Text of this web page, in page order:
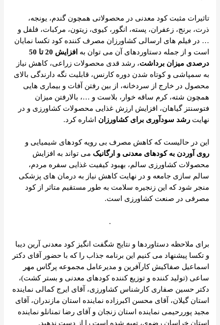
تاثیرات مثبت کود معدنی در محصولاتی همچون گندم، یونجه،
ذرت، برنج، زعفران، پسته، انگور، کیوی، زیتون، مرکبات، فلفل و
… در فیلم های ارسالی کشاورزان مصرف کننده کود تکسا نمایان
است و از جمله دستاوردهای آن می توان به
افزایش 20 تا 50
درصدی میزان برداشت، رشد قدی محصولات زراعی، کاهش نیاز
به سمپاشی و کوتاه شدن دوره کارنس، قابلیت نگه دارندگی بالای
محصول در خارج از سردخانه، از بین رفتن آفات و بیماری هایی
همچون شته، کرم ساقه خوار، بلاست و …، بالارفتن میزان
فتوسنتز گیاهان، افزایش ارزش غذایی محصولات کشاورزی و در
نهایترشد سودآوری برای کشاورزان اشاره کرد.
این در حالیست که کاهش مصرف بی رویه کودهای شیمیایی و
روی آوردن به کودهای معدنی و ارگانیک می تواند به افزایش
محصولات کشاورزی سالم، بهبود کیفیت غذایی سفره مردم،
سالم سازی جامعه و در نهایت کاهش نیاز به درمان های پزشکی
منجر شود که این زنجیره سلامت به طور مستقیم متاثر از کود
مصرفی در صنعت کشاورزی است.
.
برای ملاحظه دستاوردها و نتایج شگفت انگیز کود معدنی آرین دیبا
و تکسا پیشنهاد می کنیم این برنامه جذاب را که با حضور آقای دکتر
اسماعیل صفاکیش کارآفرین و مدیرعامل مجموعه پرگاس مهر
ساعی (تولید کننده و توزیع کننده کودهای معدنی و بستر کشت)،
دکتر حسین صفاری کارشناس کشاورزی، آقای ایرج کمالی نماینده
استان گیلان، آقای محسن اکبرزاده نماینده استان مازندران، آقای
مجید پوررحیمی نماینده استان زنجان و آقای رضا تمنانلو نماینده
استان خراسان رضوی، تهیه شده است را از دست ندهید.